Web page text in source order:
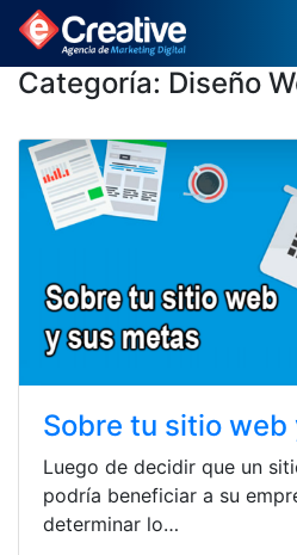
Categoría: Diseño
Sobre tu sitio web
Luego de decidir que un
podría beneficiar a su
determinar lo…